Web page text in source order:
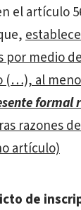
el artículo
por medio
(…), al
formal
razones
artículo)
de